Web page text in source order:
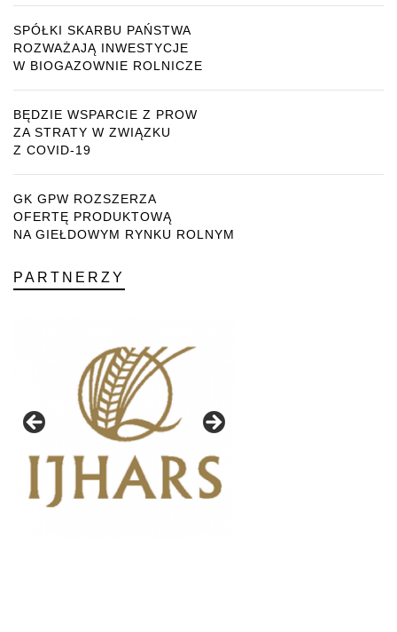
SPÓŁKI SKARBU PAŃSTWA
ROZWAŻAJĄ INWESTYCJE
W BIOGAZOWNIE ROLNICZE
BĘDZIE WSPARCIE Z PROW
ZA STRATY W ZWIĄZKU
Z COVID-19
GK GPW ROZSZERZA
OFERTĘ PRODUKTOWĄ
NA GIEŁDOWYM RYNKU ROLNYM
PARTNERZY